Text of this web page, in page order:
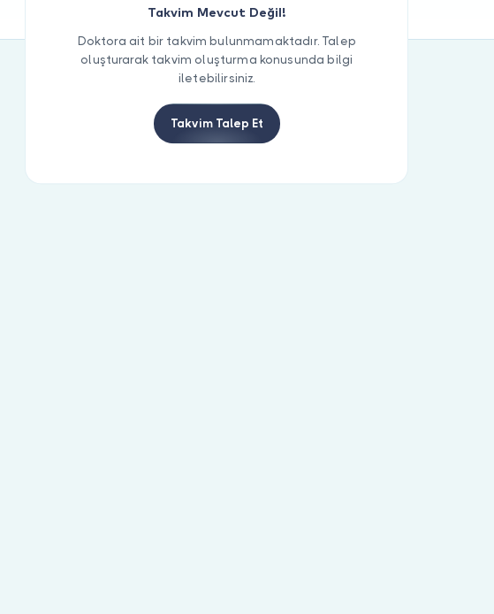
Takvim Mevcut Değil!
Doktora ait bir takvim bulunmamaktadır. Talep
oluşturarak takvim oluşturma konusunda bilgi
iletebilirsiniz.
Takvim Talep Et